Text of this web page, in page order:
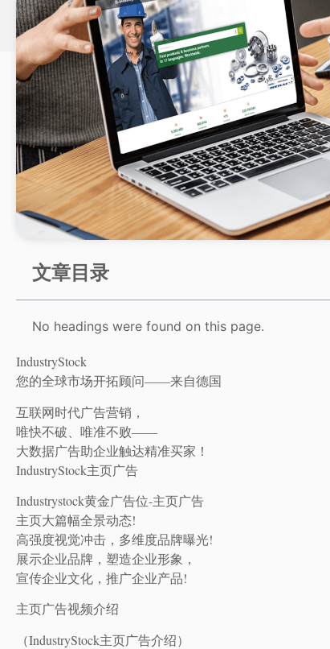
文章目录
No headings were found on this page.
IndustryStock
您的全球市场开拓顾问——来自德国
互联网时代广告营销，
唯快不破、唯准不败——
大数据广告助企业触达精准买家！
IndustryStock主页广告
Industrystock黄金广告位-主页广告
主页大篇幅全景动态!
高强度视觉冲击，多维度品牌曝光!
展示企业品牌，塑造企业形象，
宣传企业文化，推广企业产品!
主页广告视频介绍
（IndustryStock主页广告介绍）